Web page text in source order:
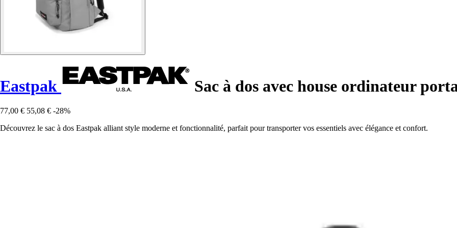
Eastpak Sac à dos avec house ordinateur
77,00 € 55,08 € -28%
Découvrez le sac à dos Eastpak alliant style moderne et fonctionnalité, parfait pour transporter vos essentiels avec élégance et confort.